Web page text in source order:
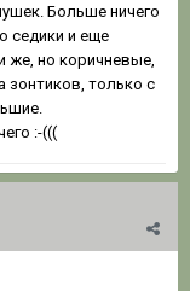
Больше ничего
седики и еще
же, но коричневые,
зонтиков, только с
:-(((